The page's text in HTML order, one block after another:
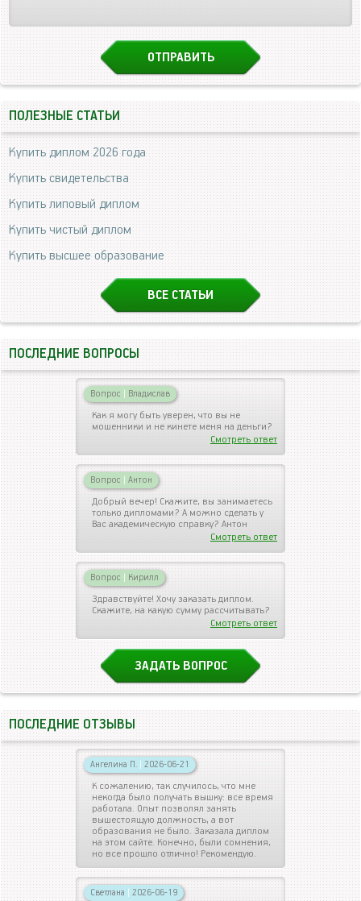
ПОЛЕЗНЫЕ СТАТЬИ
Купить диплом 2026 года
Купить свидетельства
Купить липовый диплом
Купить чистый диплом
Купить высшее образование
ВСЕ СТАТЬИ
ПОСЛЕДНИЕ ВОПРОСЫ
Вопрос Владислав
Как я могу быть уверен, что вы не
мошенники и не кинете меня на деньги?
Смотреть ответ
Вопрос Антон
Добрый вечер! Скажите, вы занимаетесь
только дипломами? А можно сделать у
Вас академическую справку? Антон
Смотреть ответ
Вопрос Кирилл
Здравствуйте! Хочу заказать диплом.
Скажите, на какую сумму рассчитывать?
Смотреть ответ
ЗАДАТЬ ВОПРОС
ПОСЛЕДНИЕ ОТЗЫВЫ
Ангелина П. 2026-06-21
К сожалению, так случилось, что мне
некогда было получать вышку: все время
работала. Опыт позволял занять
вышестоящую должность, а вот
образования не было. Заказала диплом
на этом сайте. Конечно, были сомнения,
но все прошло отлично! Рекомендую.
Светлана 2026-06-19